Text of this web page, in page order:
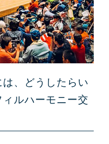
、どうしたらい
ルハーモニー交